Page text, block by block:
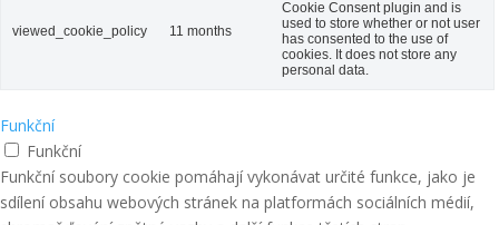
The cookie is set by the GDPR
Cookie Consent plugin and is
used to store whether or not user
has consented to the use of
Funkční
Funkční
Funkční soubory cookie pomáhají vykonávat určité funkce, jako je